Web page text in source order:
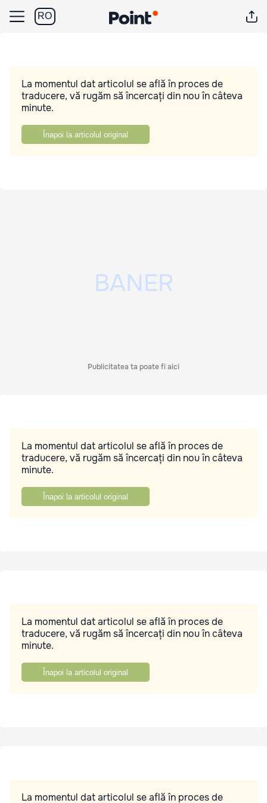
RO
La momentul dat articolul se află în proces de
traducere, vă rugăm să încercați din nou în câteva
minute.
Înapoi la articolul original
Publicitatea ta poate fi aici
La momentul dat articolul se află în proces de
traducere, vă rugăm să încercați din nou în câteva
minute.
Înapoi la articolul original
La momentul dat articolul se află în proces de
traducere, vă rugăm să încercați din nou în câteva
minute.
Înapoi la articolul original
La momentul dat articolul se află în proces de